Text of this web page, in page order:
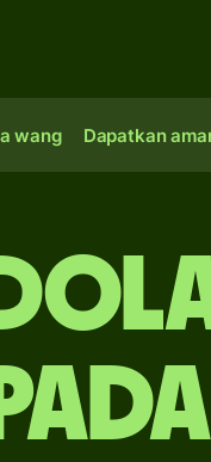
wang Dapatkan